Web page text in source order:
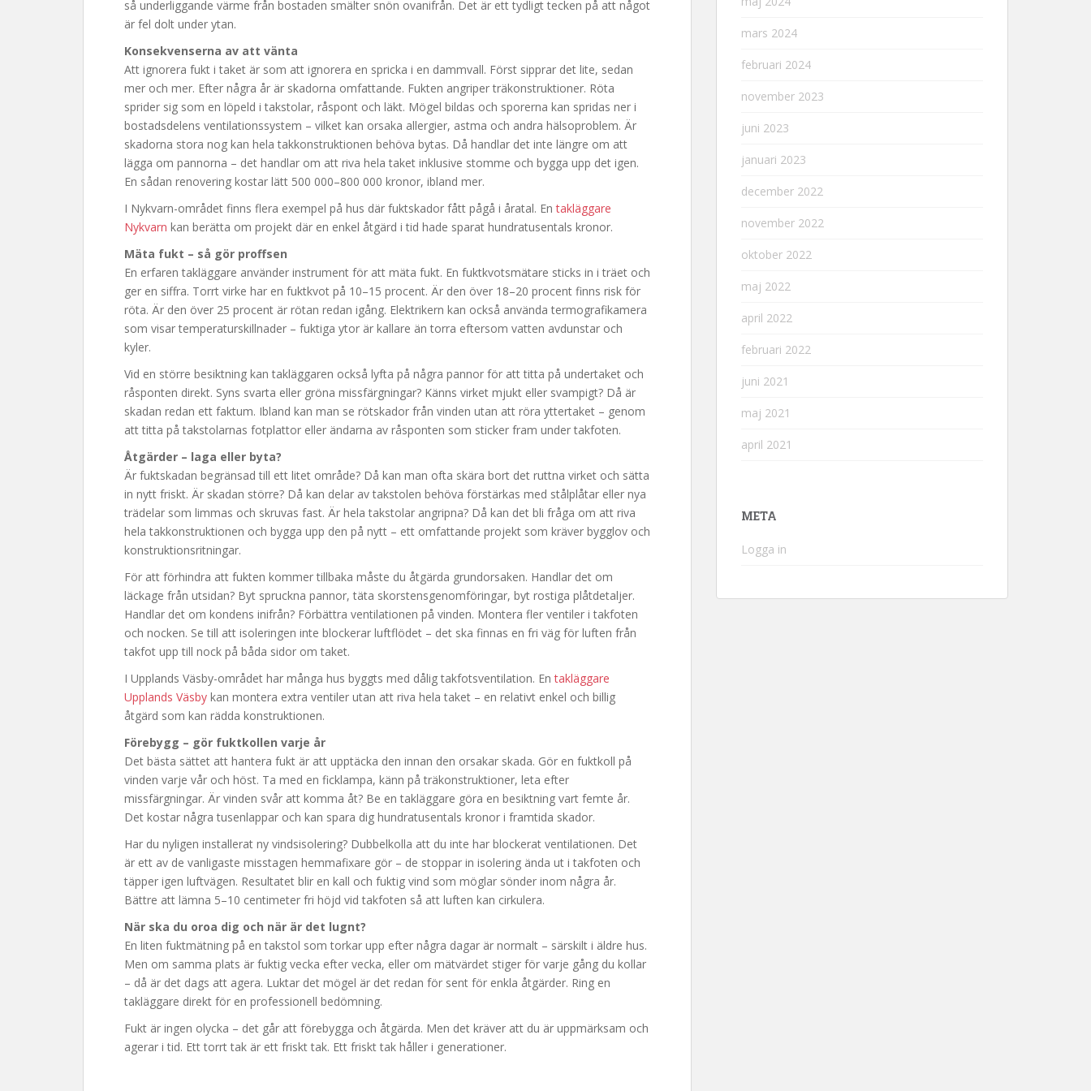
så underliggande värme från bostaden smälter snön ovanifrån. Det är ett tydligt tecken på att något
är fel dolt under ytan.
Konsekvenserna av att vänta
Att ignorera fukt i taket är som att ignorera en spricka i en dammvall. Först sipprar det lite, sedan
mer och mer. Efter några år är skadorna omfattande. Fukten angriper träkonstruktioner. Röta
sprider sig som en löpeld i takstolar, råspont och läkt. Mögel bildas och sporerna kan spridas ner i
bostadsdelens ventilationssystem – vilket kan orsaka allergier, astma och andra hälsoproblem. Är
skadorna stora nog kan hela takkonstruktionen behöva bytas. Då handlar det inte längre om att
lägga om pannorna – det handlar om att riva hela taket inklusive stomme och bygga upp det igen.
En sådan renovering kostar lätt 500 000–800 000 kronor, ibland mer.
I Nykvarn-området finns flera exempel på hus där fuktskador fått pågå i åratal. Entakläggare
Nykvarn kan berätta om projekt där en enkel åtgärd i tid hade sparat hundratusentals kronor.
Mäta fukt – så gör proffsen
En erfaren takläggare använder instrument för att mäta fukt. En fuktkvotsmätare sticks in i träet och
ger en siffra. Torrt virke har en fuktkvot på 10–15 procent. Är den över 18–20 procent finns risk för
röta. Är den över 25 procent är rötan redan igång. Elektrikern kan också använda termografikamera
som visar temperaturskillnader – fuktiga ytor är kallare än torra eftersom vatten avdunstar och
kyler.
Vid en större besiktning kan takläggaren också lyfta på några pannor för att titta på undertaket och
råsponten direkt. Syns svarta eller gröna missfärgningar? Känns virket mjukt eller svampigt? Då är
skadan redan ett faktum. Ibland kan man se rötskador från vinden utan att röra yttertaket – genom
att titta på takstolarnas fotplattor eller ändarna av råsponten som sticker fram under takfoten.
Åtgärder – laga eller byta?
Är fuktskadan begränsad till ett litet område? Då kan man ofta skära bort det ruttna virket och sätta
in nytt friskt. Är skadan större? Då kan delar av takstolen behöva förstärkas med stålplåtar eller nya
trädelar som limmas och skruvas fast. Är hela takstolar angripna? Då kan det bli fråga om att riva
hela takkonstruktionen och bygga upp den på nytt – ett omfattande projekt som kräver bygglov och
konstruktionsritningar.
För att förhindra att fukten kommer tillbaka måste du åtgärda grundorsaken. Handlar det om
läckage från utsidan? Byt spruckna pannor, täta skorstensgenomföringar, byt rostiga plåtdetaljer.
Handlar det om kondens inifrån? Förbättra ventilationen på vinden. Montera fler ventiler i takfoten
och nocken. Se till att isoleringen inte blockerar luftflödet – det ska finnas en fri väg för luften från
takfot upp till nock på båda sidor om taket.
I Upplands Väsby-området har många hus byggts med dålig takfotsventilation. Entakläggare
Upplands Väsby kan montera extra ventiler utan att riva hela taket – en relativt enkel och billig
åtgärd som kan rädda konstruktionen.
Förebygg – gör fuktkollen varje år
Det bästa sättet att hantera fukt är att upptäcka den innan den orsakar skada. Gör en fuktkoll på
vinden varje vår och höst. Ta med en ficklampa, känn på träkonstruktioner, leta efter
missfärgningar. Är vinden svår att komma åt? Be en takläggare göra en besiktning vart femte år.
Det kostar några tusenlappar och kan spara dig hundratusentals kronor i framtida skador.
Har du nyligen installerat ny vindsisolering? Dubbelkolla att du inte har blockerat ventilationen. Det
är ett av de vanligaste misstagen hemmafixare gör – de stoppar in isolering ända ut i takfoten och
täpper igen luftvägen. Resultatet blir en kall och fuktig vind som möglar sönder inom några år.
Bättre att lämna 5–10 centimeter fri höjd vid takfoten så att luften kan cirkulera.
När ska du oroa dig och när är det lugnt?
En liten fuktmätning på en takstol som torkar upp efter några dagar är normalt – särskilt i äldre hus.
Men om samma plats är fuktig vecka efter vecka, eller om mätvärdet stiger för varje gång du kollar
– då är det dags att agera. Luktar det mögel är det redan för sent för enkla åtgärder. Ring en
takläggare direkt för en professionell bedömning.
Fukt är ingen olycka – det går att förebygga och åtgärda. Men det kräver att du är uppmärksam och
agerar i tid. Ett torrt tak är ett friskt tak. Ett friskt tak håller i generationer.
mars 2024
februari 2024
november 2023
juni 2023
januari 2023
december 2022
november 2022
oktober 2022
maj 2022
april 2022
februari 2022
juni 2021
maj 2021
april 2021
META
Logga in